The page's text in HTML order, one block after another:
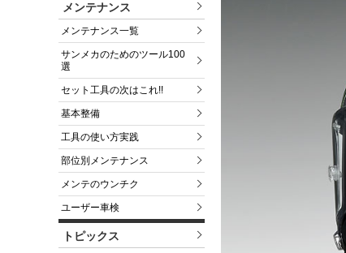
メンテナンス
メンテナンス一覧
サンメカのためのツール100
選
セット工具の次はこれ!!
基本整備
工具の使い方実践
部位別メンテナンス
メンテのウンチク
ユーザー車検
トピックス